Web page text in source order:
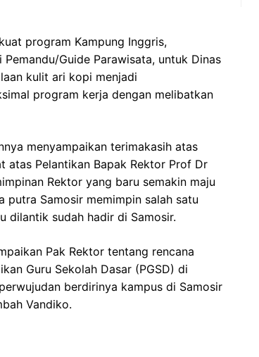
program Kampung Inggris,
Guide Parawisata, untuk Dinas
kulit ari kopi menjadi
program kerja dengan melibatkan
menyampaikan terimakasih atas
atas Pelantikan Bapak Rektor Prof Dr
Rektor yang baru semakin maju
putra Samosir memimpin salah satu
dilantik sudah hadir di Samosir.
Pak Rektor tentang rencana
Guru Sekolah Dasar (PGSD) di
berdirinya kampus di Samosir
Vandiko.